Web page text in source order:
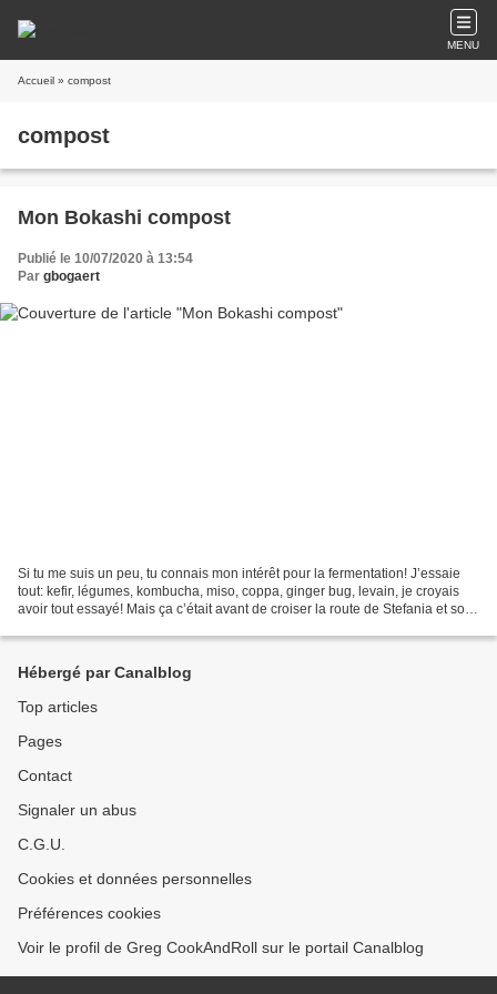
MENU
Accueil » compost
compost
Mon Bokashi compost
Publié le 10/07/2020 à 13:54
Par gbogaert
Si tu me suis un peu, tu connais mon intérêt pour la fermentation! J’essaie
tout: kefir, légumes, kombucha, miso, coppa, ginger bug, levain, je croyais
avoir tout essayé! Mais ça c’était avant de croiser la route de Stefania et son
Hébergé par Canalblog
Top articles
Pages
Contact
Signaler un abus
C.G.U.
Cookies et données personnelles
Préférences cookies
Voir le profil de Greg CookAndRoll sur le portail Canalblog